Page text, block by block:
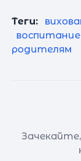
Теги:
воспитание
родителям